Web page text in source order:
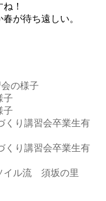
！
が待ち遠しい。
の様子
子
子
くり講習会卒業生有
くり講習会卒業生有
イル流 須坂の里